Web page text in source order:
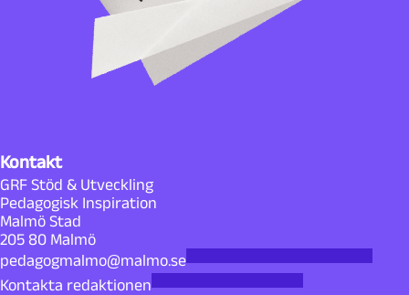
Kontakt
GRF Stöd & Utveckling
Pedagogisk Inspiration
Malmö Stad
205 80 Malmö
pedagogmalmo@malmo.se
Kontakta redaktionen